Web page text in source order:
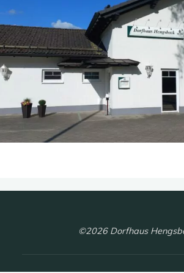
©2026 Dorfhaus